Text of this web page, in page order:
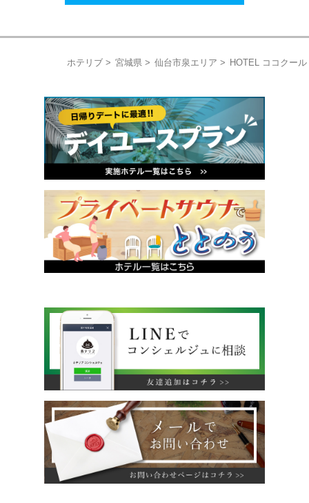
ホテリブ 宮城県 仙台市泉エリア HOTEL ココクール